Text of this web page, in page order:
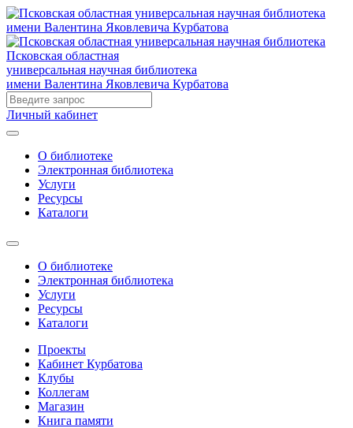
Псковская областная
универсальная научная библиотека
имени Валентина Яковлевича Курбатова
Личный кабинет
О библиотеке
Электронная библиотека
Услуги
Ресурсы
Каталоги
О библиотеке
Электронная библиотека
Услуги
Ресурсы
Каталоги
Проекты
Кабинет Курбатова
Клубы
Коллегам
Магазин
Книга памяти